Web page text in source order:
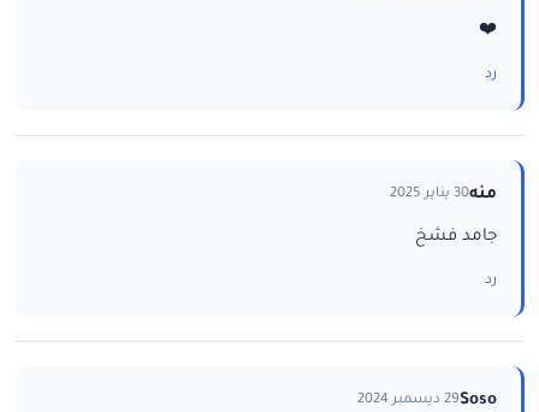
❤️
رد
منه30 يناير 2025
جامد فشخ
رد
Soso29 ديسمبر 2024